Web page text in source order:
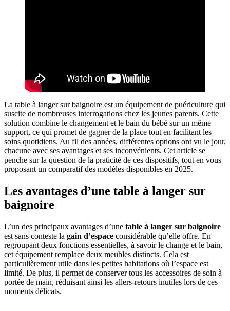
La table à langer sur baignoire est un équipement de puériculture qui
suscite de nombreuses interrogations chez les jeunes parents. Cette
solution combine le changement et le bain du bébé sur un même
support, ce qui promet de gagner de la place tout en facilitant les
soins quotidiens. Au fil des années, différentes options ont vu le jour,
chacune avec ses avantages et ses inconvénients. Cet article se
penche sur la question de la praticité de ces dispositifs, tout en vous
proposant un comparatif des modèles disponibles en 2025.
Les avantages d’une table à langer sur
baignoire
L’un des principaux avantages d’une table à langer sur baignoire
est sans conteste la gain d’espace considérable qu’elle offre. En
regroupant deux fonctions essentielles, à savoir le change et le bain,
cet équipement remplace deux meubles distincts. Cela est
particulièrement utile dans les petites habitations où l’espace est
limité. De plus, il permet de conserver tous les accessoires de soin à
portée de main, réduisant ainsi les allers-retours inutiles lors de ces
moments délicats.